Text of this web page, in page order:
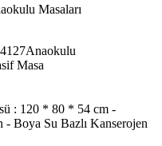
Masaları
Anaokulu
Masa
: 120 * 80 * 54 cm -
Boya Su Bazlı Kanserojen